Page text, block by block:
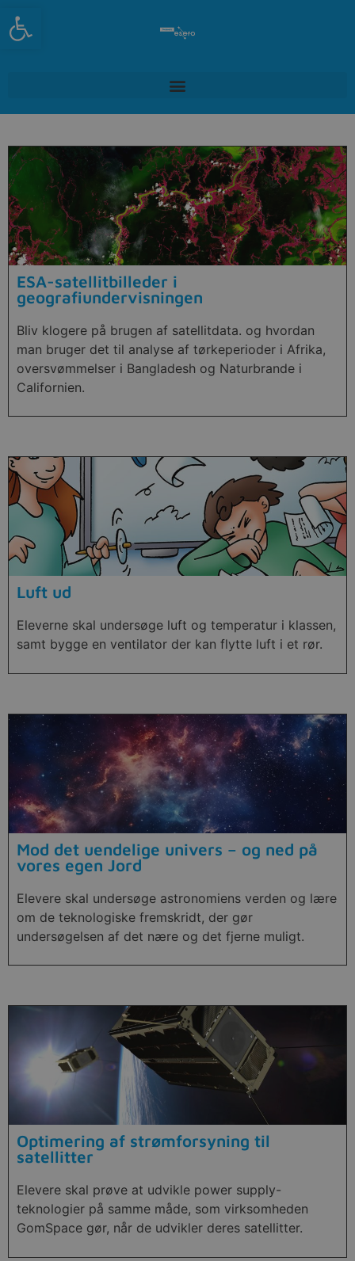
Open toolbar
ESA-satellitbilleder i
geografiundervisningen
Bliv klogere på brugen af satellitdata. og hvordan
man bruger det til analyse af tørkeperioder i Afrika,
oversvømmelser i Bangladesh og Naturbrande i
Californien.
Luft ud
Eleverne skal undersøge luft og temperatur i klassen,
samt bygge en ventilator der kan flytte luft i et rør.
Mod det uendelige univers – og ned på
vores egen Jord
Elevere skal undersøge astronomiens verden og lære
om de teknologiske fremskridt, der gør
undersøgelsen af det nære og det fjerne muligt.
Optimering af strømforsyning til
satellitter
Elevere skal prøve at udvikle power supply-
teknologier på samme måde, som virksomheden
GomSpace gør, når de udvikler deres satellitter.